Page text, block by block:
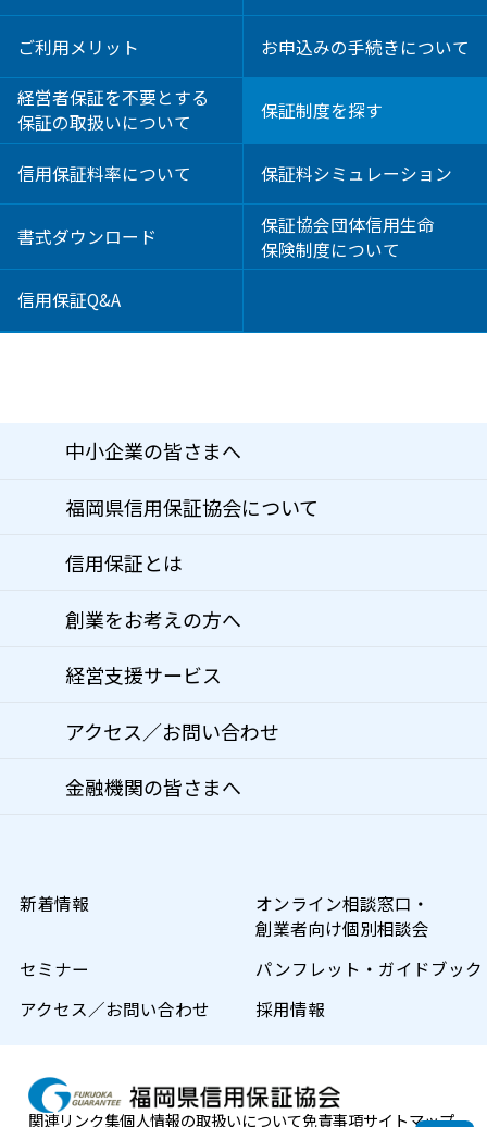
ご利用メリット お申込みの手続きについて
経営者保証を不要とする
保証の取扱いについて
保証制度を探す
信用保証料率について 保証料シミュレーション
書式ダウンロード
保証協会団体信用生命
保険制度について
信用保証Q&A
中小企業の皆さまへ
福岡県信用保証協会について
信用保証とは
創業をお考えの方へ
経営支援サービス
アクセス／お問い合わせ
金融機関の皆さまへ
新着情報
オンライン相談窓口・
創業者向け個別相談会
セミナー
パンフレット・ガイドブック
アクセス／お問い合わせ
採用情報
関連リンク集個人情報の取扱いについて免責事項サイトマップ